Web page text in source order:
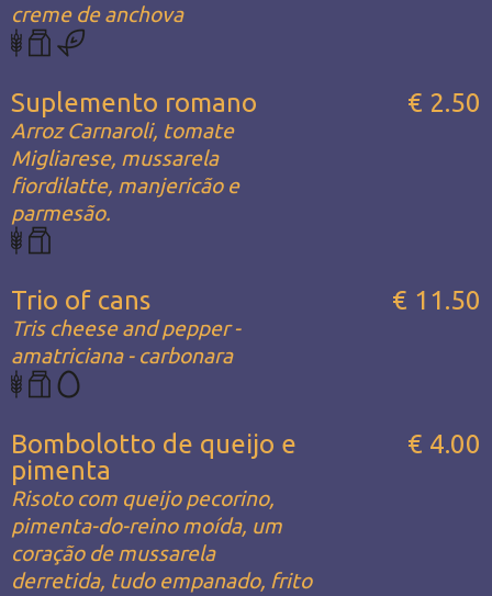
creme de anchova
Suplemento romano
Arroz Carnaroli, tomate
Migliarese, mussarela
fiordilatte, manjericão e
parmesão.
€ 2.50
Trio of cans
Tris cheese and pepper -
amatriciana - carbonara
€ 11.50
Bombolotto de queijo e
pimenta
Risoto com queijo pecorino,
pimenta-do-reino moída, um
coração de mussarela
derretida, tudo empanado, frito
€ 4.00